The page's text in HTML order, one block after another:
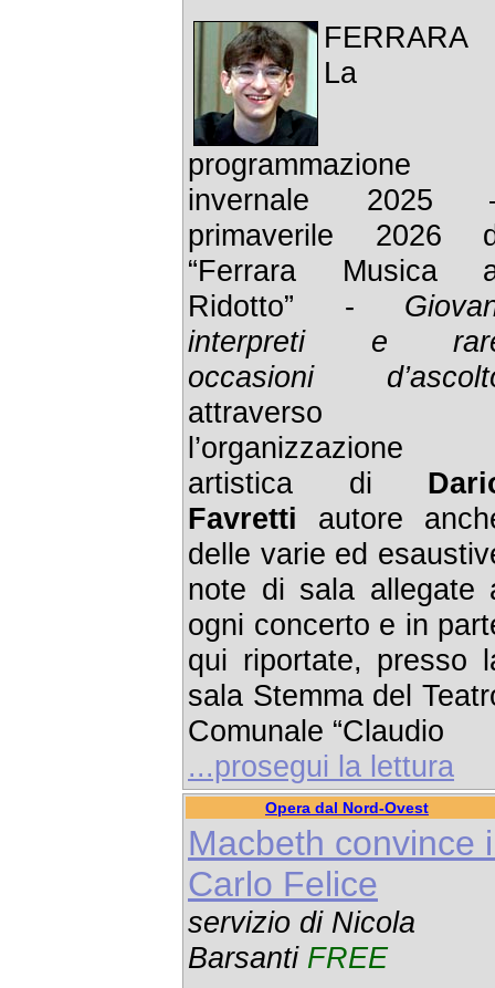
FERRARA
La
programmazione
invernale 2025
primaverile 2026
“Ferrara Musica
Ridotto” -
interpreti e
occasioni
attraverso
l’organizzazione
artistica di
Favretti autore
delle varie ed
note di sala allegate
ogni concerto e in
qui riportate, presso
sala Stemma del
Comunale “Claudio
...prosegui la lettura
Opera dal Nord-Ovest
Macbeth convince
Carlo Felice
servizio di Nicola
Barsanti FREE